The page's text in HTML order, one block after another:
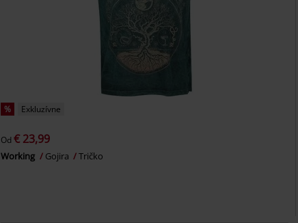
% Exkluzívne
Od€ 23,99
Working Gojira Tričko